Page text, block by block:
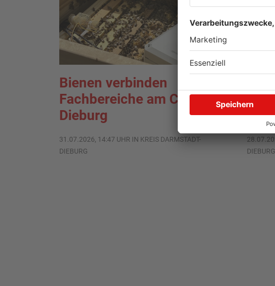
Bienen verbinden
Fachbereiche am Campus
Dieburg
31.07.2026, 14:47 UHR IN KREIS DARMSTADT-
DIEBURG
DIEBURG